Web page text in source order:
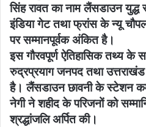
सिंह रावत का नाम लैंसडाउन युद्ध
इंडिया गेट तथा फ्रांस के न्यू
पर सम्मानपूर्वक अंकित है।
इस गौरवपूर्ण ऐतिहासिक तथ्य के
रुद्रप्रयाग जनपद तथा उत्तराखंड
है। लैंसडाउन छावनी के स्टेशन
नेगी ने शहीद के परिजनों को
श्रद्धांजलि अर्पित की।